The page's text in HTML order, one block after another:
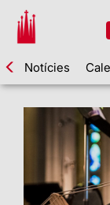
Notícies